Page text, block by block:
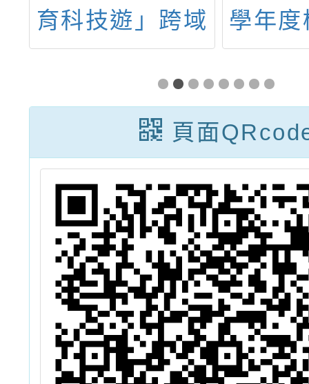
育科技遊」跨域
選修課程
學年
中小
種子
桃入
>募集
頁面